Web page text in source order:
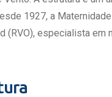
1927, a
(RVO), especialista